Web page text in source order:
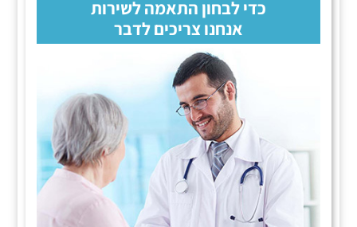
כדי לבחון התאמה לשירות
אנחנו צריכים לדבר